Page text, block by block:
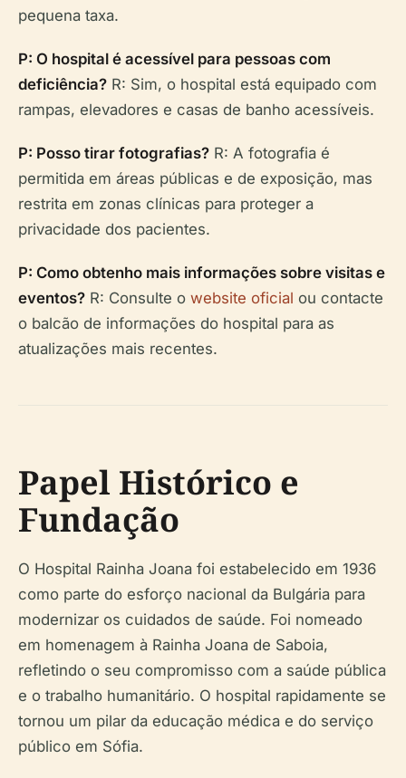
pequena taxa.
P: O hospital é acessível para pessoas com
deficiência? R: Sim, o hospital está equipado com
rampas, elevadores e casas de banho acessíveis.
P: Posso tirar fotografias? R: A fotografia é
permitida em áreas públicas e de exposição, mas
restrita em zonas clínicas para proteger a
privacidade dos pacientes.
P: Como obtenho mais informações sobre visitas e
eventos? R: Consulte o website oficial ou contacte
o balcão de informações do hospital para as
atualizações mais recentes.
Papel Histórico e
Fundação
O Hospital Rainha Joana foi estabelecido em 1936
como parte do esforço nacional da Bulgária para
modernizar os cuidados de saúde. Foi nomeado
em homenagem à Rainha Joana de Saboia,
refletindo o seu compromisso com a saúde pública
e o trabalho humanitário. O hospital rapidamente se
tornou um pilar da educação médica e do serviço
público em Sófia.